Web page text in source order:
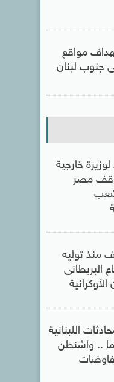
مواقع
جنوب لبنان
خارجية
مصر
منذ توليه
البريطانى
اللبنانية
.. واشنطن